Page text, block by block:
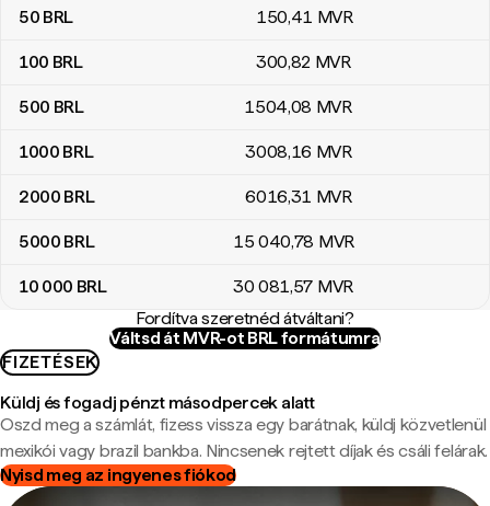
50 BRL 150,41 MVR
100 BRL 300,82 MVR
500 BRL 1504,08 MVR
1000 BRL 3008,16 MVR
2000 BRL 6016,31 MVR
5000 BRL 15 040,78 MVR
10 000 BRL 30 081,57 MVR
Fordítva szeretnéd átváltani?
Váltsd át MVR-ot BRL formátumra
FIZETÉSEK
Küldj és fogadj pénzt másodpercek alatt
Oszd meg a számlát, fizess vissza egy barátnak, küldj közvetlenül
mexikói vagy brazil bankba. Nincsenek rejtett díjak és csáli felárak.
Nyisd meg az ingyenes fiókod